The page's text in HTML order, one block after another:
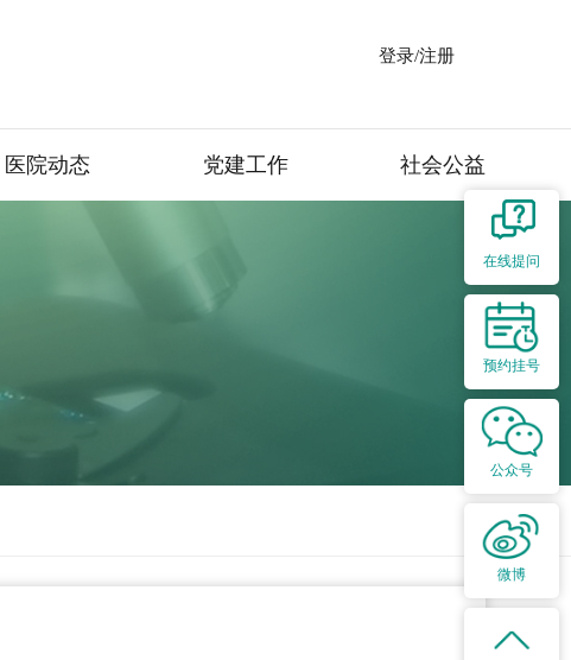
登录/注册
医院动态 党建工作 社会公益
在线提问
预约挂号
公众号
微博